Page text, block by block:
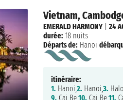
Vietnam,
EMERALD HARMONY| 24
durée: 18 nuits
Départs de: Hanoi
itinéraire:
1. Hanoi,2. Hanoi,3.
9. Cai Be,10. Cai Be,11.